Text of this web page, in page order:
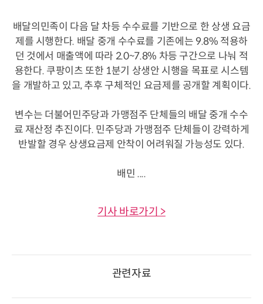
배달의민족이 다음 달 차등 수수료를 기반으로 한 상생 요금
제를 시행한다. 배달 중개 수수료를 기존에는 9.8% 적용하
던 것에서 매출액에 따라 2.0~7.8% 차등 구간으로 나눠 적
용한다. 쿠팡이츠 또한 1분기 상생안 시행을 목표로 시스템
을 개발하고 있고, 추후 구체적인 요금제를 공개할 계획이다.
변수는 더불어민주당과 가맹점주 단체들의 배달 중개 수수
료 재산정 추진이다. 민주당과 가맹점주 단체들이 강력하게
반발할 경우 상생요금제 안착이 어려워질 가능성도 있다.
배민 ....
기사 바로가기 >
관련자료